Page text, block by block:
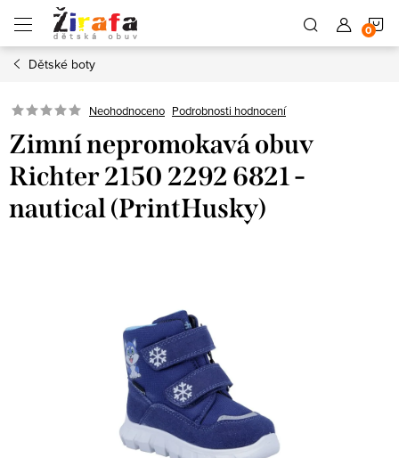
obsah
Dětské boty
Neohodnoceno Podrobnosti hodnocení
Zimní nepromokavá obuv
Richter 2150 2292 6821 -
nautical (PrintHusky)